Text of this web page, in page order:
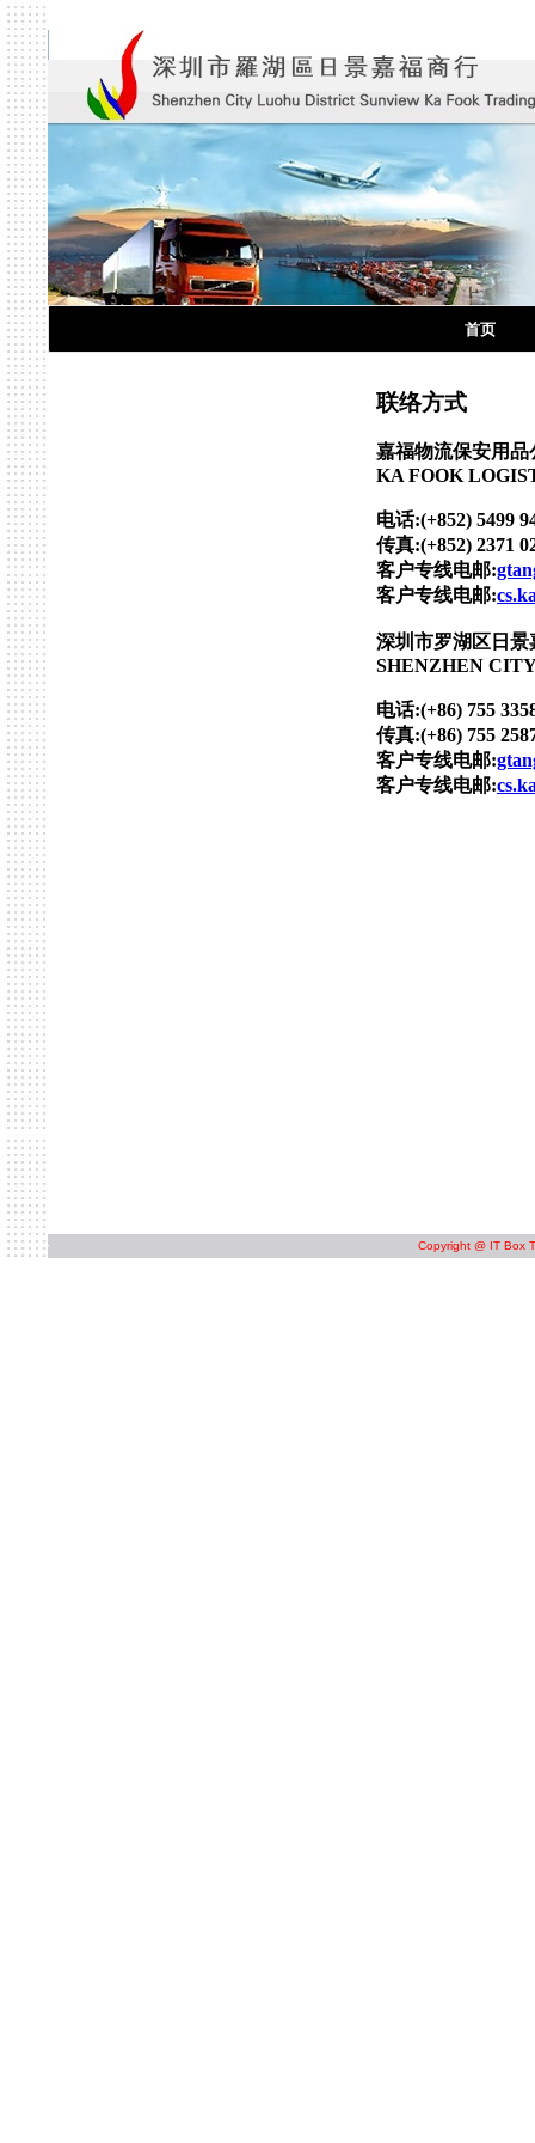
首页
联络方式
嘉福物流保安用品
KA FOOK
电话:(+852) 5499
传真:(+852) 2371
客户专线电邮:
客户专线电邮:
深圳市罗湖区日景
SHENZHEN
电话:(+86) 755
传真:(+86) 755
客户专线电邮:
客户专线电邮:
Copyright @ IT Box